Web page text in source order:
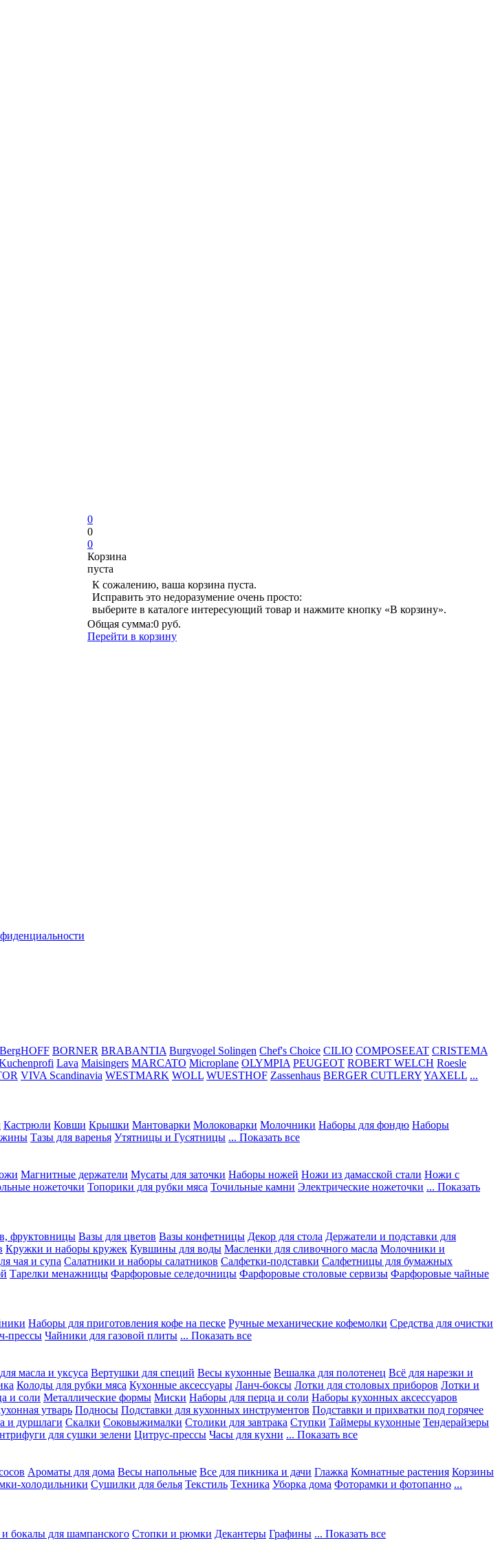
0
0
0
Корзина
пуста
К сожалению, ваша корзина пуста.
Исправить это недоразумение очень просто:
выберите в каталоге интересующий товар и нажмите кнопку «В корзину».
Общая сумма:0 руб.
Перейти в корзину
BergHOFF BORNER BRABANTIA Burgvogel Solingen Chef's Choice CILIO COMPOSEEAT CRISTEMA
Lava Maisingers MARCATO Microplane OLYMPIA PEUGEOT ROBERT WELCH Roesle
VIVA Scandinavia WESTMARK WOLL WUESTHOF Zassenhaus BERGER CUTLERYYAXELL ...
Кастрюли Ковши Крышки Мантоварки Молоковарки Молочники Наборы для фондю Наборы
Тазы для варенья Утятницы и Гусятницы ... Показать все
Магнитные держатели Мусаты для заточки Наборы ножей Ножи из дамасской стали Ножи с
ножеточки Топорики для рубки мяса Точильные камни Электрические ножеточки ... Показать
фруктовницы Вазы для цветов Вазы конфетницы Декор для стола Держатели и подставки для
Кружки и наборы кружек Кувшины для воды Масленки для сливочного масла Молочники и
чая и супа Салатники и наборы салатников Салфетки-подставки Салфетницы для бумажных
Тарелки менажницы Фарфоровые селедочницы Фарфоровые столовые сервизы Фарфоровые чайные
Наборы для приготовления кофе на песке Ручные механические кофемолки Средства для очистки
прессы Чайники для газовой плиты ... Показать все
масла и уксуса Вертушки для специй Весы кухонные Вешалка для полотенец Всё для нарезки и
Колоды для рубки мяса Кухонные аксессуары Ланч-боксы Лотки для столовых приборов Лотки и
и соли Металлические формы Миски Наборы для перца и соли Наборы кухонных аксессуаров
утварь Подносы Подставки для кухонных инструментов Подставки и прихватки под горячее
и дуршлаги Скалки Соковыжималки Столики для завтрака Ступки Таймеры кухонные Тендерайзеры
для сушки зелени Цитрус-прессы Часы для кухни ... Показать все
Ароматы для дома Весы напольные Все для пикника и дачи Глажка Комнатные растения Корзины
холодильники Сушилки для белья Текстиль Техника Уборка дома Фоторамки и фотопанно ...
бокалы для шампанского Стопки и рюмки Декантеры Графины ... Показать все